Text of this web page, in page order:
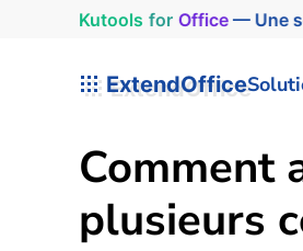
Kutools for Office— Une
ExtendOffice
Comment
plusieurs